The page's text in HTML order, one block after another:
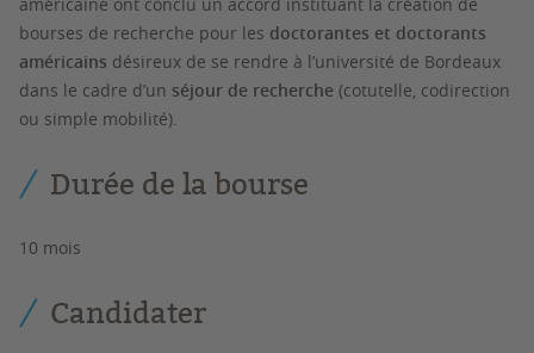
bourses de recherche pour les doctorantes et doctorants
américains désireux de se rendre à l’université de Bordeaux
dans le cadre d’un séjour de recherche (cotutelle, codirection
ou simple mobilité).
Durée de la bourse
10 mois
Candidater